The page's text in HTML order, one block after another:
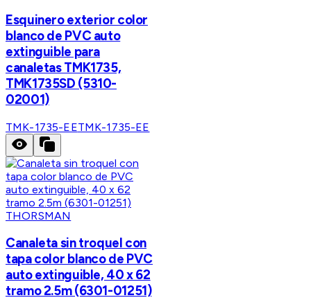
Esquinero exterior color
blanco de PVC auto
extinguible para
canaletas TMK1735,
TMK1735SD (5310-
02001)
TMK-1735-EETMK-1735-EE
THORSMAN
Canaleta sin troquel con
tapa color blanco de PVC
auto extinguible, 40 x 62
tramo 2.5m (6301-01251)